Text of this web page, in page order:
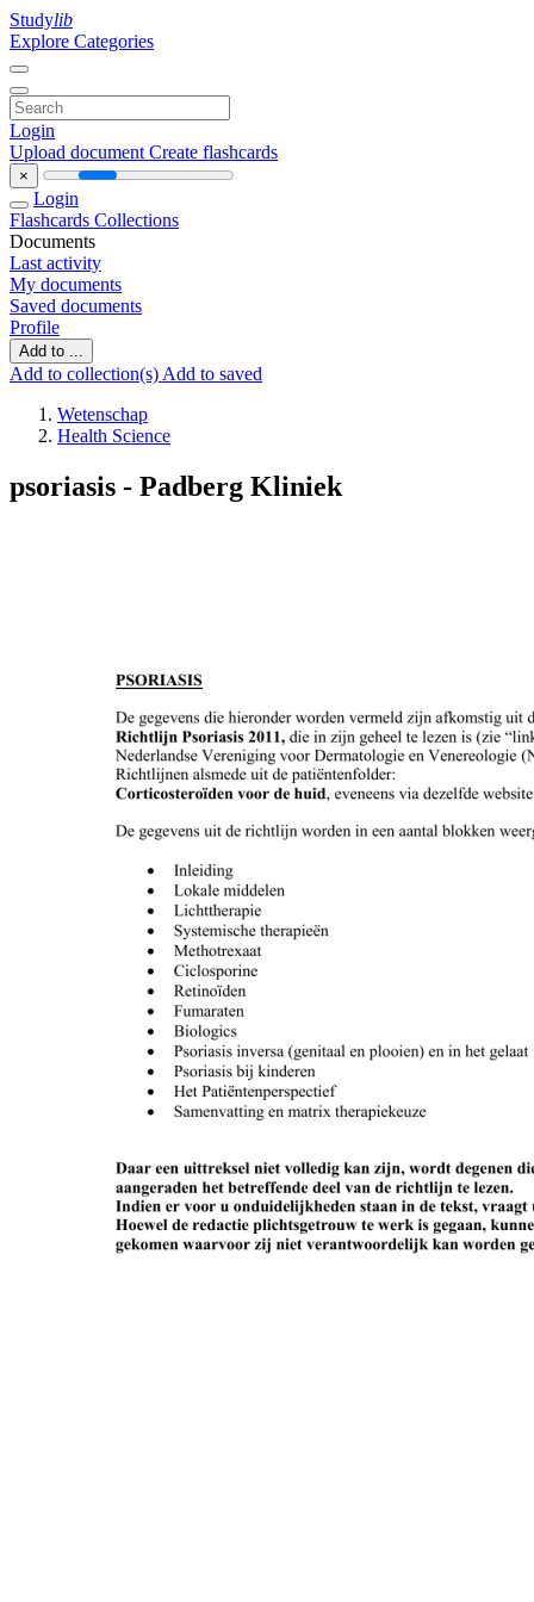
Studylib
Explore Categories
Login
Upload document Create flashcards
×
Login
Flashcards Collections
Documents
Last activity
My documents
Saved documents
Profile
Add to ...
Add to collection(s) Add to saved
Wetenschap
Health Science
psoriasis - Padberg Kliniek